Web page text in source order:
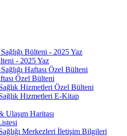
Bülteni - 2025 Yaz
- 2025 Yaz
Haftası Özel Bülteni
Özel Bülteni
Hizmetleri Özel Bülteni
Hizmetleri E-Kitap
Ulaşım Haritası
Merkezleri İletişim Bilgileri